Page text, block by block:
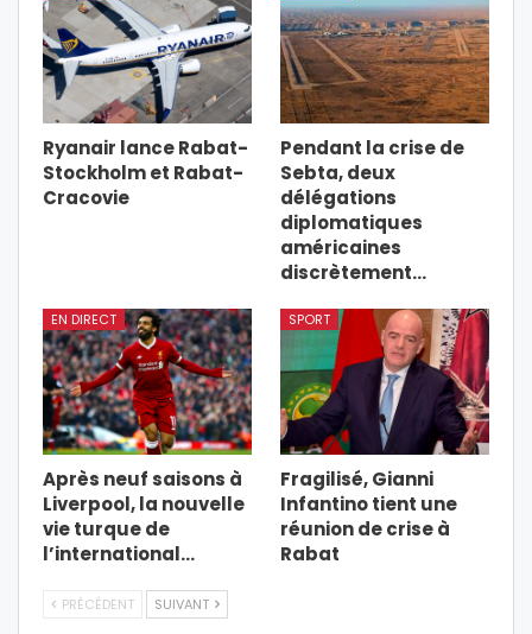
Ryanair lance Rabat-
Stockholm et Rabat-
Cracovie
Pendant la crise de
Sebta, deux
délégations
diplomatiques
américaines
discrètement…
EN DIRECT
Après neuf saisons à
Liverpool, la nouvelle
vie turque de
l’international…
SPORT
Fragilisé, Gianni
Infantino tient une
réunion de crise à
Rabat
PRÉCÉDENT SUIVANT